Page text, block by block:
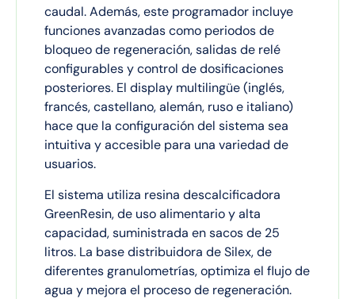
caudal. Además, este programador incluye
funciones avanzadas como periodos de
bloqueo de regeneración, salidas de relé
configurables y control de dosificaciones
posteriores. El display multilingüe (inglés,
francés, castellano, alemán, ruso e italiano)
hace que la configuración del sistema sea
intuitiva y accesible para una variedad de
usuarios.
El sistema utiliza resina descalcificadora
GreenResin, de uso alimentario y alta
capacidad, suministrada en sacos de 25
litros. La base distribuidora de Silex, de
diferentes granulometrías, optimiza el flujo de
agua y mejora el proceso de regeneración.